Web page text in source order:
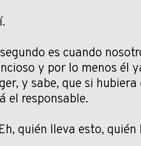
es cuando
y por lo menos él
y sabe, que si
el responsable.
quién lleva esto,